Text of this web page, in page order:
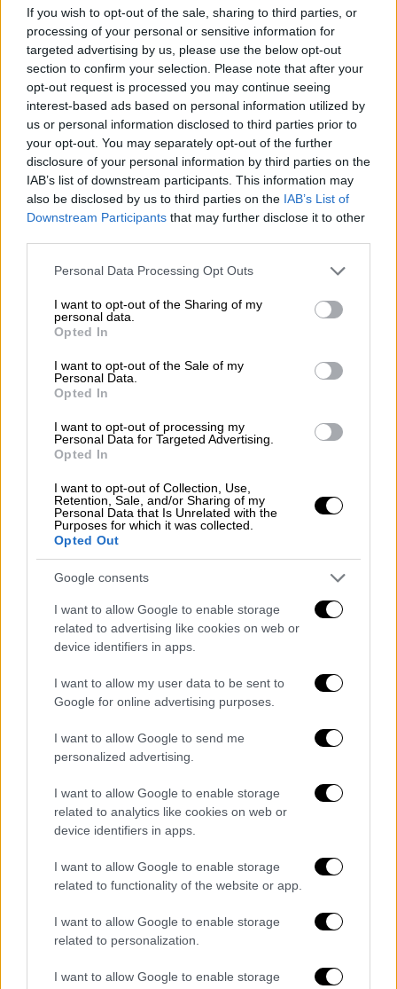
If you wish to opt-out of the sale, sharing to third parties, or
processing of your personal or sensitive information for
targeted advertising by us, please use the below opt-out
section to confirm your selection. Please note that after your
opt-out request is processed you may continue seeing
interest-based ads based on personal information utilized by
us or personal information disclosed to third parties prior to
your opt-out. You may separately opt-out of the further
disclosure of your personal information by third parties on the
IAB’s list of downstream participants. This information may
also be disclosed by us to third parties on the IAB’s List of
Downstream Participants that may further disclose it to other
Please note that this website/app uses one or more Google
not limited to your visit or usage behaviour. You may click to
grant or deny consent to Google and its third-party tags to
use your data for below specified purposes in below Google
consent section.
Personal Data Processing Opt Outs
I want to opt-out of the Sharing of my
personal data.
Opted In
I want to opt-out of the Sale of my
Personal Data.
Opted In
I want to opt-out of processing my
Personal Data for Targeted Advertising.
Opted In
I want to opt-out of Collection, Use,
Retention, Sale, and/or Sharing of my
Personal Data that Is Unrelated with the
Purposes for which it was collected.
Opted Out
Google consents
I want to allow Google to enable storage
related to advertising like cookies on web or
device identifiers in apps.
I want to allow my user data to be sent to
Google for online advertising purposes.
I want to allow Google to send me
personalized advertising.
I want to allow Google to enable storage
related to analytics like cookies on web or
device identifiers in apps.
I want to allow Google to enable storage
related to functionality of the website or app.
I want to allow Google to enable storage
related to personalization.
I want to allow Google to enable storage
προοδευτική ανασύνθεση του χώρου και την
πορεία του ΣΥΡΙΖΑ», είπε αποχωρώντας από
την Κουμουνδούρου και πρόσθεσε: «Θεωρώ
ότι η μόνη λύση είναι να ξαναγίνει Κεντρική
Επιτροπή και να αλλάξει η απόφαση την
οποία πήραμε. Δεν υπάρχει καμία άλλη λύση
για το χώρο». «Γιατί δεν είναι δυνατόν όταν
έχεις από την ΕΛ.Α.Σ. μία εκφώνηση
στρατηγικού χαρακτήρα -και είναι δικαίωμά
τους-, η οποία λέει ότι δε συνεργαζόμαστε
με κόμματα, δε συνεργαζόμαστε με εν
ενέργεια βουλευτές, μιλάμε μόνο με άτομα,
φορτίο του αξιώματος τους, (εμείς) εδώ να
επιμένουμε». Ο Παύλος Πολάκης είπε στους
δημοσιογράφους ότι ζήτησε ξεκάθαρα από
τον Σωκράτη Φάμελλο να μιλήσει επισήμως
με τον Αλέξη Τσίπρα, για να επιβεβαιώσει
«ότι ή δεν συνεργάζεται ή ότι
συνεργάζεται». «Δεν μπορούμε να
αυτοεξευτελισμού και διάλυσης, δεν
γίνεται», σχολίασε λέγοντας ότι, οι
εξελίξεις στον ΣΥΡΙΖΑ, «μας έχουν φτάσει
τόσο χαμηλά».
Παππάς: «Καμία εξήγηση για τη
δημοσκοπική εικόνα του κόμματος»
εξέφρασε την απογοήτευσή του για τα όσα
είπε ο Σωκράτης Φάμελλος. «Δεν ακούσαμε
τίποτα για οδικό χάρτη. Δεν υπήρξε καμία
εξήγηση για τη δημοσκοπική εικόνα του
βαδίζουμε” προκαλεί απογοήτευση. Το
ζητούμενο είναι η συντεταγμένη πορεία, όχι
μέλη της ΠΓ.
Όσον αφορά τις πολύ κακές επιδόσεις του
ΣΥΡΙΖΑ στις δημοσκοπήσεις, πληροφορίες
Πολάκης, Νίκος Παππάς, Ρένα Δούρου αλλά